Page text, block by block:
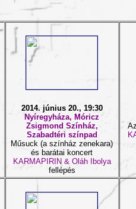
2014. június 20., 19:30
Nyíregyháza, Móricz
Zsigmond Színház,
Szabadtéri színpad
Műsuck (a színház zenekara)
és barátai koncert
KARMAPIRIN & Oláh Ibolya
fellépés